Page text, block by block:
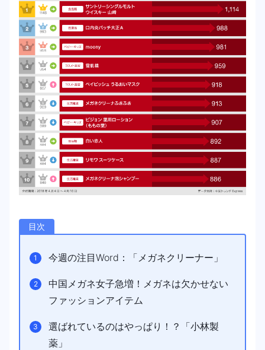
目次
今週の注目Word：「メガネクリーナー」
中国メガネ女子急増！メガネは欠かせない
ファッションアイテム
選ばれているのはやっぱり！？「小林製
薬」